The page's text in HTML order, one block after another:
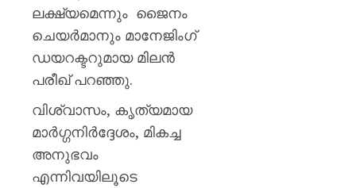
ലക്ഷ്യമെന്നും ജൈനം
ചെയര്‍മാനും മാനേജിംഗ്
ഡയറക്ടറുമായ മിലന്‍
പരീഖ് പറഞ്ഞു.
വിശ്വാസം, കൃത്യമായ
മാര്‍ഗ്ഗനിര്‍ദ്ദേശം, മികച്ച
അനുഭവം
എന്നിവയിലൂടെ